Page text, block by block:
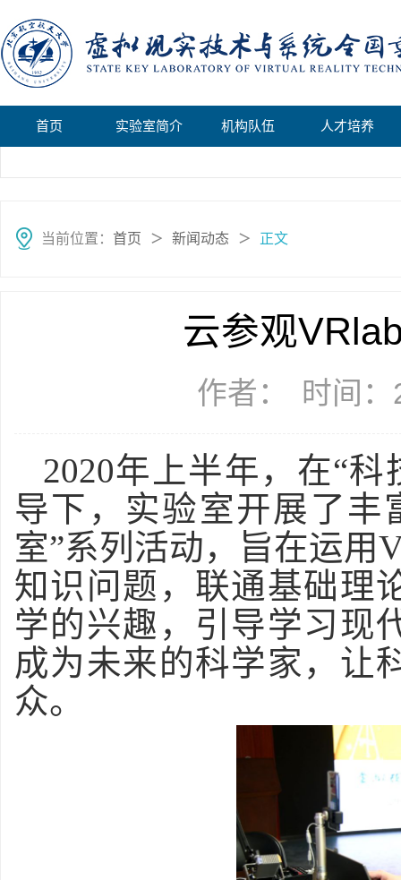
首页 实验室简介 机构队伍 人才培养
当前位置： 首页 ＞ 新闻动态 ＞ 正文
云参观
作者： 时间
2020年上半年，在“科
导下，实验室开展了丰
室”系列活动，旨在运用
知识问题，联通基础理
学的兴趣，引导学习现
成为未来的科学家，让
众。